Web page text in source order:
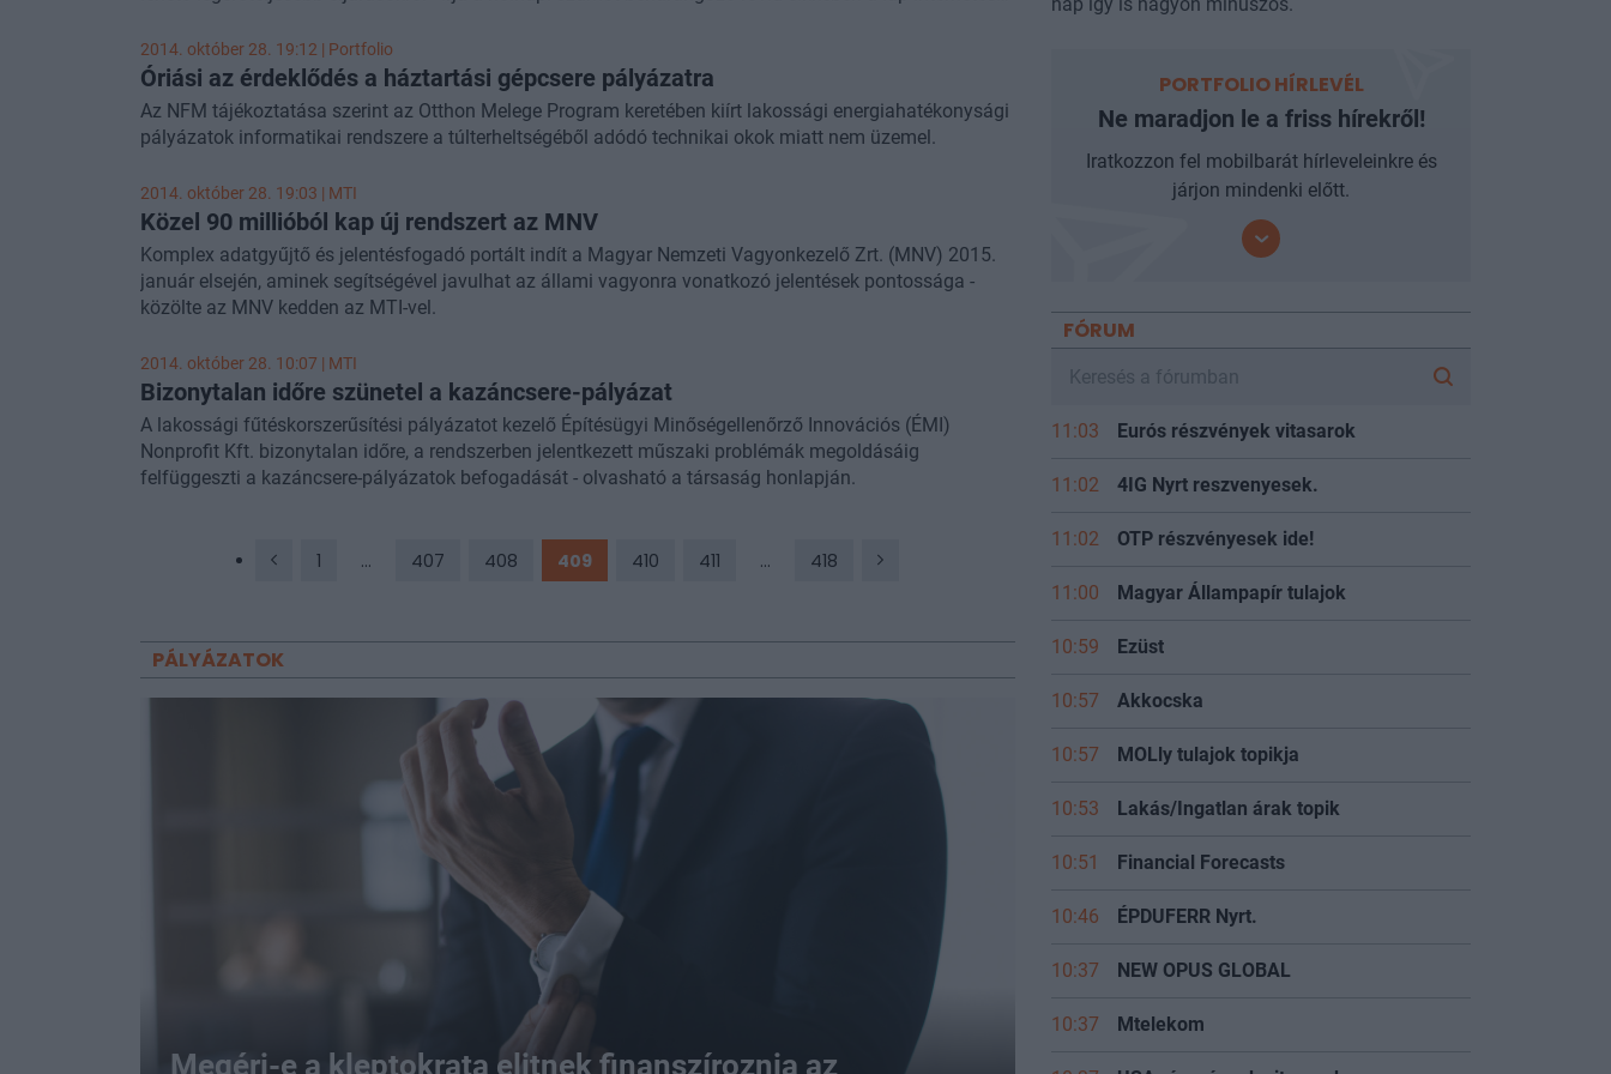
jövője.
2014. október 28. 19:12 | Portfolio
Óriási az érdeklődés a háztartási gépcsere pályázatra
Az NFM tájékoztatása szerint az Otthon Melege Program keretében kiírt lakossági energiahatékonysági
pályázatok informatikai rendszere a túlterheltségéből adódó technikai okok miatt nem üzemel.
2014. október 28. 19:03 | MTI
Közel 90 millióból kap új rendszert az MNV
Komplex adatgyűjtő és jelentésfogadó portált indít a Magyar Nemzeti Vagyonkezelő Zrt. (MNV) 2015.
január elsején, aminek segítségével javulhat az állami vagyonra vonatkozó jelentések pontossága -
közölte az MNV kedden az MTI-vel.
2014. október 28. 10:07 | MTI
Bizonytalan időre szünetel a kazáncsere-pályázat
A lakossági fűtéskorszerűsítési pályázatot kezelő Építésügyi Minőségellenőrző Innovációs (ÉMI)
Nonprofit Kft. bizonytalan időre, a rendszerben jelentkezett műszaki problémák megoldásáig
felfüggeszti a kazáncsere-pályázatok befogadását - olvasható a társaság honlapján.
1 ... 407 408 409 410 411 ... 418
PÁLYÁZATOK
Megéri-e a kleptokrata elitnek finanszíroznia az
PORTFOLIO HÍRLEVÉL
Ne maradjon le a friss hírekről!
Iratkozzon fel mobilbarát hírleveleinkre és
járjon mindenki előtt.
FÓRUM
11:03 Eurós részvények vitasarok
11:02 4IG Nyrt reszvenyesek.
11:02 OTP részvényesek ide!
11:00 Magyar Állampapír tulajok
10:59 Ezüst
10:57 Akkocska
10:57 MOLly tulajok topikja
10:53 Lakás/Ingatlan árak topik
10:51 Financial Forecasts
10:46 ÉPDUFERR Nyrt.
10:37 NEW OPUS GLOBAL
10:37 Mtelekom